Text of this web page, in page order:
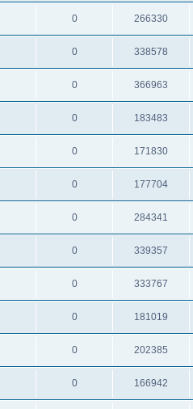
0 266330
0 338578
0 366963
0 183483
0 171830
0 177704
0 284341
0 339357
0 333767
0 181019
0 202385
0 166942